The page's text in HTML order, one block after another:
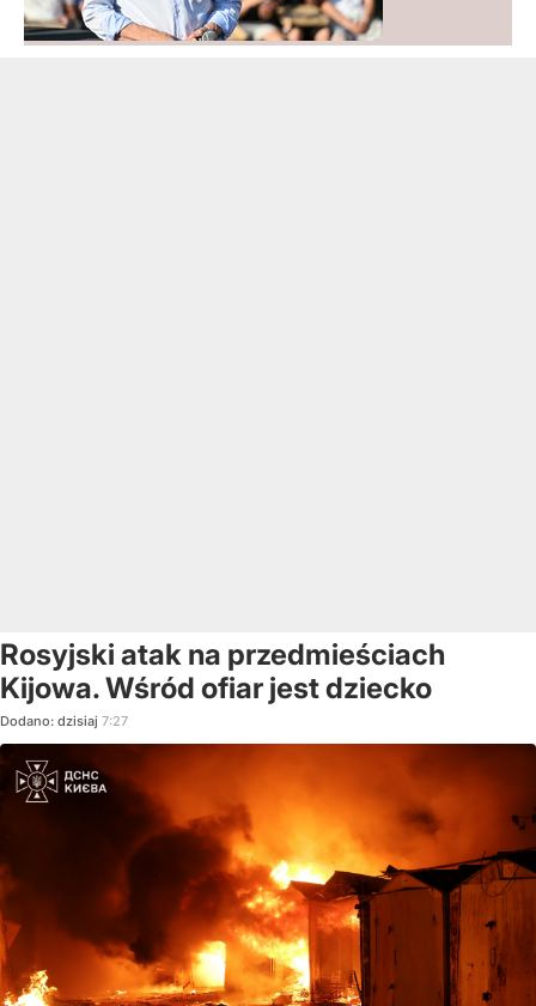
Rosyjski atak na przedmieściach
Kijowa. Wśród ofiar jest dziecko
Dodano: dzisiaj 7:27